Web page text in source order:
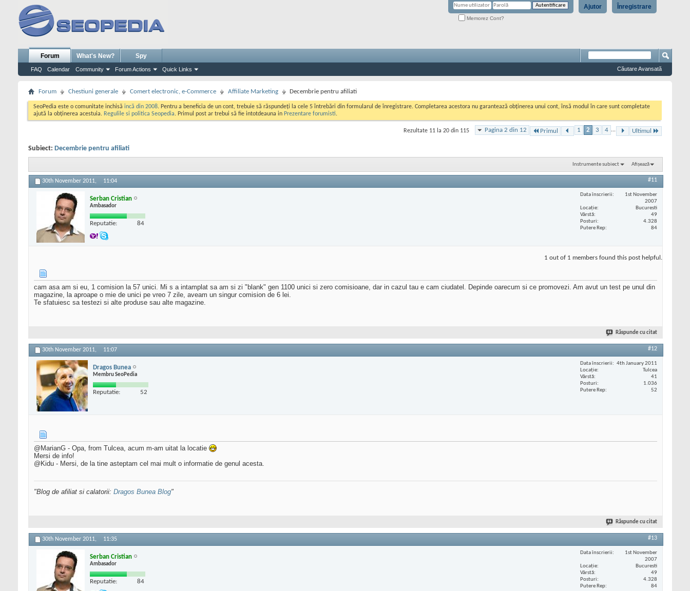
Înregistrare
Ajutor
Memorez Cont?
Forum
FAQ Calendar Community Forum Actions Quick Links
What's New? Spy
Căutare Avansată
Forum Chestiuni generale Comert electronic, e-Commerce Affiliate Marketing Decembrie pentru afiliati
SeoPedia este o comunitate inchisă incă din 2008. Pentru a beneficia de un cont, trebuie să răspundeți la cele 5 întrebări din formularul de înregistrare. Completarea acestora nu garantează obținerea unui cont, însă modul în care sunt completate
ajută la obținerea acestuia. Regulile si politica Seopedia. Primul post ar trebui să fie intotdeauna in Prezentare forumisti.
Pagina 2 din 12 Primul 1 2 3 4 ... Ultimul
Rezultate 11 la 20 din 115
Subiect: Decembrie pentru afiliati
Instrumente subiect Afișează
30th November 2011, 11:04 #11
Serban Cristian
Ambasador
Reputatie: 84
Data înscrierii
1st November
2007
Locaţie
Bucuresti
Vârstă
49
Posturi
4.328
Putere Rep
84
1 out of 1 members found this post helpful.
cam asa am si eu, 1 comision la 57 unici. Mi s a intamplat sa am si zi "blank" gen 1100 unici si zero comisioane, dar in cazul tau e cam ciudatel. Depinde oarecum si ce promovezi. Am avut un test pe unul din
magazine, la aproape o mie de unici pe vreo 7 zile, aveam un singur comision de 6 lei.
Te sfatuiesc sa testezi si alte produse sau alte magazine.
Răspunde cu citat
30th November 2011, 11:07 #12
Dragos Bunea
Membru SeoPedia
Reputatie: 52
Data înscrierii
4th January 2011
Locaţie
Tulcea
Vârstă
41
Posturi
1.036
Putere Rep
52
@MarianG - Opa, from Tulcea, acum m-am uitat la locatie
Mersi de info!
@Kidu - Mersi, de la tine asteptam cel mai mult o informatie de genul acesta.
"Blog de afiliat si calatorii: Dragos Bunea Blog"
Răspunde cu citat
30th November 2011, 11:35 #13
Serban Cristian
Ambasador
Reputatie: 84
Data înscrierii
1st November
2007
Locaţie
Bucuresti
Vârstă
49
Posturi
4.328
Putere Rep
84